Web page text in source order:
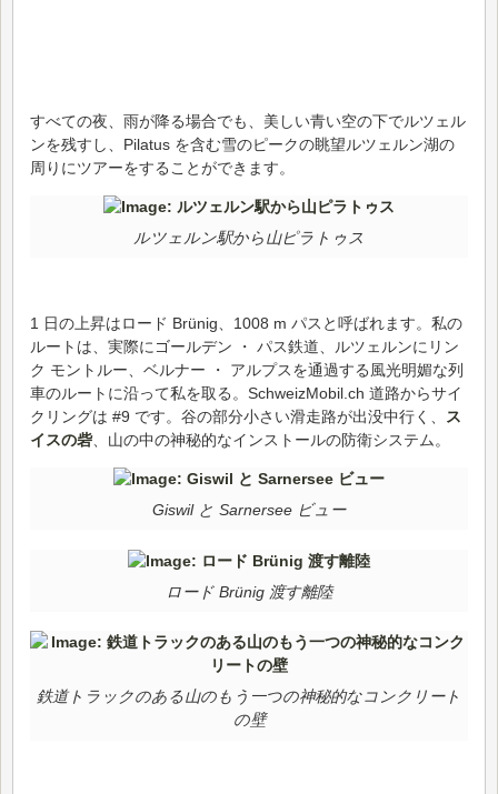
すべての夜、雨が降る場合でも、美しい青い空の下でルツェル
ンを残すし、Pilatus を含む雪のピークの眺望ルツェルン湖の
周りにツアーをすることができます。
ルツェルン駅から山ピラトゥス
1 日の上昇はロード Brünig、1008 m パスと呼ばれます。私の
ルートは、実際にゴールデン ・ パス鉄道、ルツェルンにリン
ク モントルー、ベルナー ・ アルプスを通過する風光明媚な列
車のルートに沿って私を取る。SchweizMobil.ch 道路からサイ
クリングは #9 です。谷の部分小さい滑走路が出没中行く、
ス
イスの砦、山の中の神秘的なインストールの防衛システム。
Giswil と Sarnersee ビュー
ロード Brünig 渡す離陸
鉄道トラックのある山のもう一つの神秘的なコンクリート
の壁